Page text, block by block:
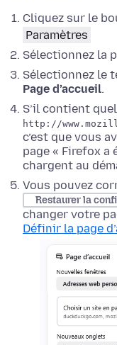
Cliquez sur le
Paramètres
Sélectionnez la
Sélectionnez le
Page d’accueil.
S’il contient
http://
c’est que vous
page « Firefox a
chargent au
Vous pouvez
Restaurer la
changer votre
Définir la page